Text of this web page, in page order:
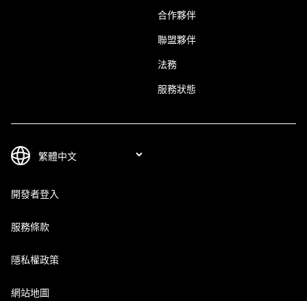
合作夥伴
聯盟夥伴
法務
服務狀態
開發者登入
服務條款
隱私權政策
網站地圖